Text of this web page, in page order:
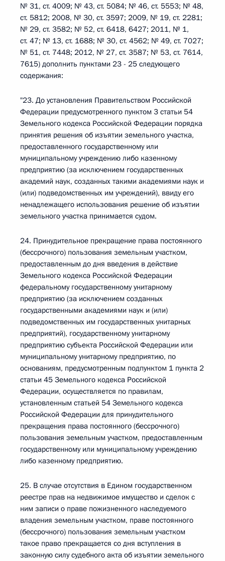
№ 31, ст. 4009; № 43, ст. 5084; № 46, ст. 5553; № 48,
ст. 5812; 2008, № 30, ст. 3597; 2009, № 19, ст. 2281;
№ 29, ст. 3582; № 52, ст. 6418, 6427; 2011, № 1,
ст. 47; № 13, ст. 1688; № 30, ст. 4562; № 49, ст. 7027;
№ 51, ст. 7448; 2012, № 27, ст. 3587; № 53, ст. 7614,
7615) дополнить пунктами 23 - 25 следующего
содержания:
"23. До установления Правительством Российской
Федерации предусмотренного пунктом 3 статьи 54
Земельного кодекса Российской Федерации порядка
принятия решения об изъятии земельного участка,
предоставленного государственному или
муниципальному учреждению либо казенному
предприятию (за исключением государственных
академий наук, созданных такими академиями наук и
(или) подведомственных им учреждений), ввиду его
ненадлежащего использования решение об изъятии
земельного участка принимается судом.
24. Принудительное прекращение права постоянного
(бессрочного) пользования земельным участком,
предоставленным до дня введения в действие
Земельного кодекса Российской Федерации
федеральному государственному унитарному
предприятию (за исключением созданных
государственными академиями наук и (или)
подведомственных им государственных унитарных
предприятий), государственному унитарному
предприятию субъекта Российской Федерации или
муниципальному унитарному предприятию, по
основаниям, предусмотренным подпунктом 1 пункта 2
статьи 45 Земельного кодекса Российской
Федерации, осуществляется по правилам,
установленным статьей 54 Земельного кодекса
Российской Федерации для принудительного
прекращения права постоянного (бессрочного)
пользования земельным участком, предоставленным
государственному или муниципальному учреждению
либо казенному предприятию.
25. В случае отсутствия в Едином государственном
реестре прав на недвижимое имущество и сделок с
ним записи о праве пожизненного наследуемого
владения земельным участком, праве постоянного
(бессрочного) пользования земельным участком
такое право прекращается со дня вступления в
законную силу судебного акта об изъятии земельного